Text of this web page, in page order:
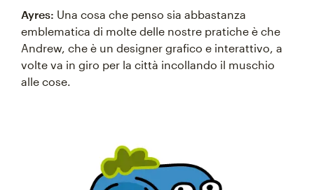
Ayres: Una cosa che penso sia abbastanza
emblematica di molte delle nostre pratiche è che
Andrew, che è un designer grafico e interattivo, a
volte va in giro per la città incollando il muschio
alle cose.